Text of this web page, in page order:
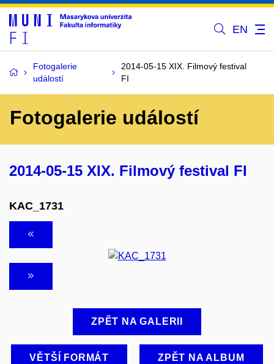
EN
Fotogalerie
událostí
2014-05-15 XIX. Filmový festival
FI
Fotogalerie událostí
2014-05-15 XIX. Filmový festival FI
KAC_1731
ZPĚT NA GALERII
VĚTŠÍ FORMÁT ZPĚT NA ALBUM